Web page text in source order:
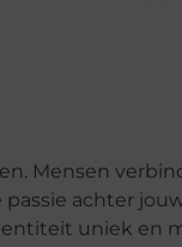
Mensen
achter
uniek en